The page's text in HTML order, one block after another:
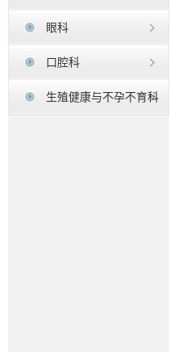
眼科
口腔科
生殖健康与不孕不育科